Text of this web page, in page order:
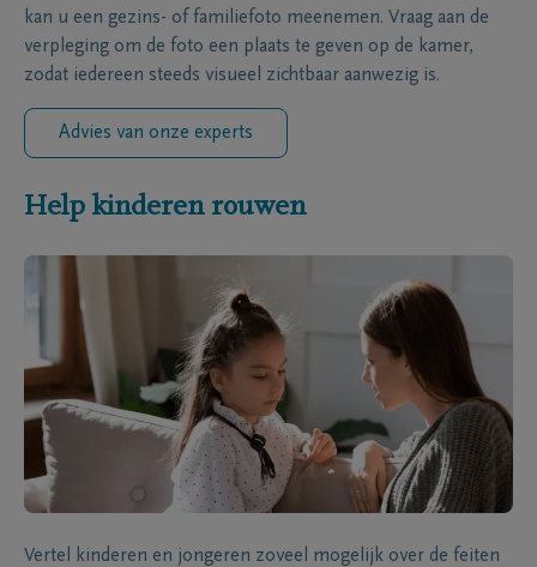
kan u een gezins- of familiefoto meenemen. Vraag aan de
verpleging om de foto een plaats te geven op de kamer,
zodat iedereen steeds visueel zichtbaar aanwezig is.
Advies van onze experts
Help kinderen rouwen
Vertel kinderen en jongeren zoveel mogelijk over de feiten